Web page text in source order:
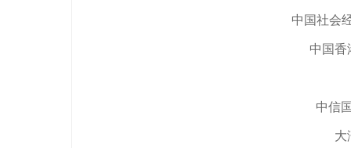
中国社会
中国香
中信
大